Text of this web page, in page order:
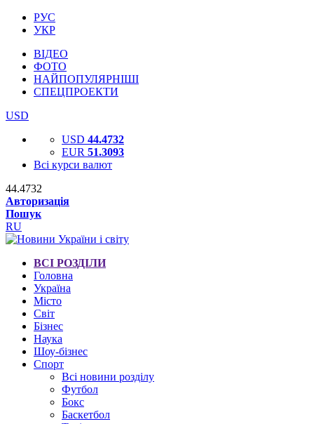
РУС
УКР
ВІДЕО
ФОТО
НАЙПОПУЛЯРНІШІ
СПЕЦПРОЕКТИ
USD
USD 44.4732
EUR 51.3093
Всі курси валют
44.4732
Авторизація
Пошук
RU
ВСІ РОЗДІЛИ
Головна
Україна
Місто
Світ
Бізнес
Наука
Шоу-бізнес
Спорт
Всі новини розділу
Футбол
Бокс
Баскетбол